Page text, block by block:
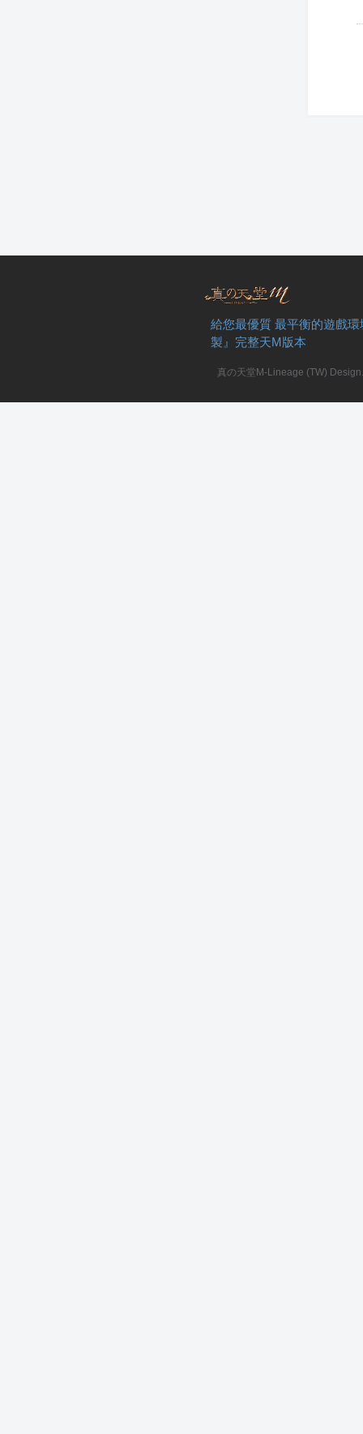
給您最優質 最平衡的遊戲
製』完整天M版本
真の天堂M-Lineage (TW)